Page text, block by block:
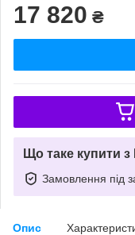
17 820 ₴
Що таке купити
Замовлення під
Опис